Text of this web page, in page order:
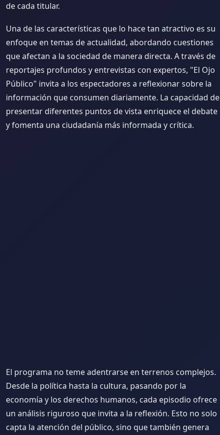
de cada titular.
Una de las características que lo hace tan atractivo es su
enfoque en temas de actualidad, abordando cuestiones
que afectan a la sociedad de manera directa. A través de
reportajes profundos y entrevistas con expertos, "El Ojo
Público" invita a los espectadores a reflexionar sobre la
información que consumen diariamente. La capacidad de
presentar diferentes puntos de vista enriquece el debate
y fomenta una ciudadanía más informada y crítica.
El programa no teme adentrarse en terrenos complejos.
Desde la política hasta la cultura, pasando por la
economía y los derechos humanos, cada episodio ofrece
un análisis riguroso que invita a la reflexión. Esto no solo
capta la atención del público, sino que también genera